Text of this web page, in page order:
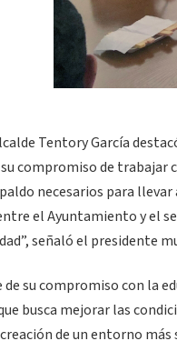
Tentory García
compromiso de trabajar
necesarios para
el Ayuntamiento y el
señaló el presidente
su compromiso con la
busca mejorar las
de un entorno